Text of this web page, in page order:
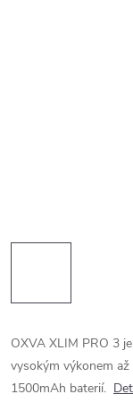
OXVA XLIM PRO 3
vysokým výkonem
1500mAh baterií.